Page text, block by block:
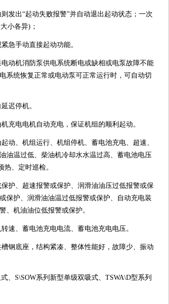
发出“起动失败报警”并自动退出起动状态；一次
小各异)；
急手动直接起动功能。
动机消防泵供电系统断电或缺相或电泵故障不能
系统恢复正常或电动泵可正常运行时，可自动切
迟停机。
充电电机自动充电，保证机组的顺利起动。
动、机组运行、机组停机、蓄电池充电、超速、
油温过低、柴油机冷却水水温过高、蓄电池电压
、定时巡检。
护、超速报警或保护、润滑油油压过低报警或保
保护、润滑油油温过低报警或保护、自动充电装
、机油油位低报警或保护。
速、蓄电池充电电流、蓄电池充电电压。
钢底座，结构紧凑、整体性能好，故障少、振动
、S\SOW系列新型单级双吸式、TSWA\D型系列